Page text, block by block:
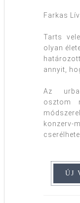
Farkas
Tarts
olyan
annyit,
Az
osztom
konzerv-